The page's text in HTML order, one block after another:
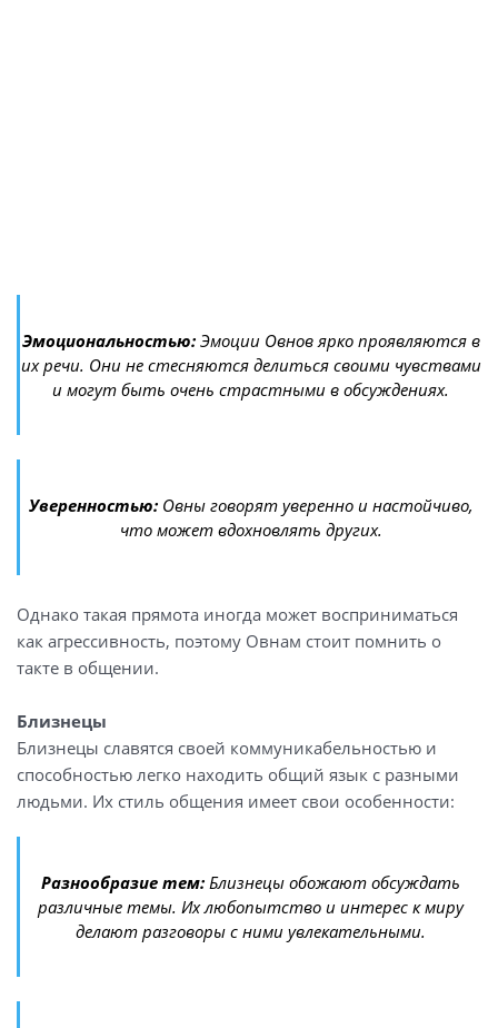
Эмоциональностью:Эмоции Овнов ярко проявляются в
их речи. Они не стесняются делиться своими чувствами
и могут быть очень страстными в обсуждениях.
Уверенностью:Овны говорят уверенно и настойчиво,
что может вдохновлять других.
Однако такая прямота иногда может восприниматься
как агрессивность, поэтому Овнам стоит помнить о
такте в общении.
Близнецы
Близнецы славятся своей коммуникабельностью и
способностью легко находить общий язык с разными
людьми. Их стиль общения имеет свои особенности:
Разнообразие тем: Близнецы обожают обсуждать
различные темы. Их любопытство и интерес к миру
делают разговоры с ними увлекательными.